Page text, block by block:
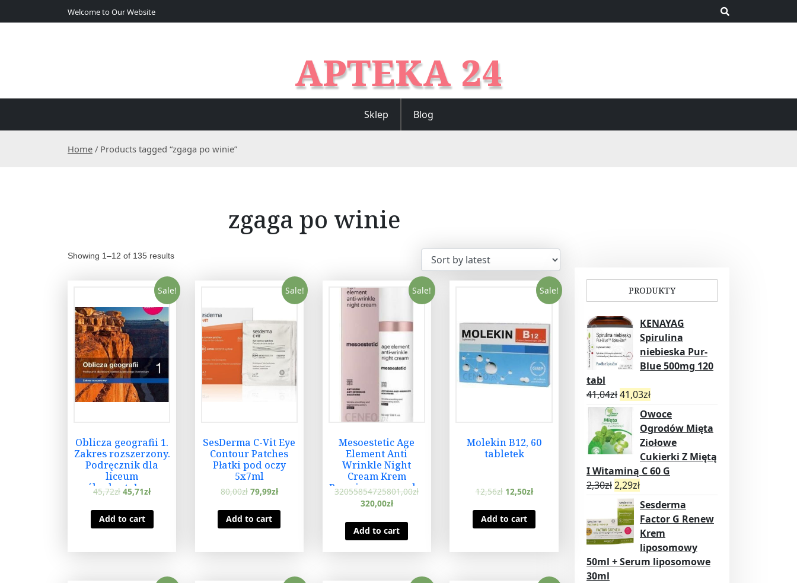
k
t
Welcome to Our Website
APTEKA 24
Sklep Blog
Home / Products tagged “zgaga po winie”
zgaga po winie
Showing 1–12 of 135 results
Sale!
Oblicza geografii 1.
Zakres rozszerzony.
Podręcznik dla
liceum
ogólnokształcącego
i technikum. Szkoły
ponadpodstawowe
45,72zł 45,71zł
Add to cart
Sale!
SesDerma C-Vit Eye
Contour Patches
Płatki pod oczy
5x7ml
80,00zł 79,99zł
Add to cart
Sale!
Mesoestetic Age
Element Anti
Wrinkle Night
Cream Krem
Przeciwzmarszczko
wy Na Noc 50 ml
32055854725801,00zł
320,00zł
Add to cart
Sale!
Molekin B12, 60
tabletek
12,56zł 12,50zł
Add to cart
PRODUKTY
KENAYAG
Spirulina
niebieska Pur-
Blue 500mg 120
tabl
41,04zł41,03zł
Owoce
Ogrodów Mięta
Ziołowe
Cukierki Z Miętą
I Witaminą C 60 G
2,30zł2,29zł
Sesderma
Factor G Renew
Krem
liposomowy
50ml + Serum liposomowe
30ml